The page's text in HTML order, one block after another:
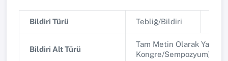
Bildiri Türü Tebliğ/Bildiri
Bildiri Alt Türü
Tam Metin Olarak
Kongre/Sempozyum)